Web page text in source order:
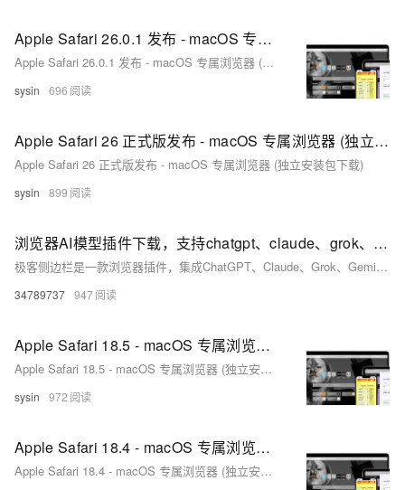
Apple Safari 26.0.1 发布 - macOS 专属浏览器 (独立安装包下载)
Apple Safari 26.0.1 发布 - macOS 专属浏览器 (独立安装包下载)
sysin 696
Apple Safari 26 正式版发布 - macOS 专属浏览器 (独立安装包下载)
Apple Safari 26 正式版发布 - macOS 专属浏览器 (独立安装包下载)
sysin 899
浏览器AI模型插件下载，支持chatgpt、claude、grok、gemini、DeepSeek等顶尖AI模型！
极客侧边栏是一款浏览器插件，集成ChatGPT、Claude、Grok、Gemini等全球顶尖AI模型，支持网页提问、文档分析、图片生成、智能截图、内容总结等功能。无需切换页面，办公写作效率倍增。内置书签云同步与智能整理功能，管理更高效。跨平台使用，安全便捷，是AI时代必备工具！
34789737 947
Apple Safari 18.5 - macOS 专属浏览器 (独立安装包下载)
Apple Safari 18.5 - macOS 专属浏览器 (独立安装包下载)
sysin 972
Apple Safari 18.4 - macOS 专属浏览器 (独立安装包下载)
Apple Safari 18.4 - macOS 专属浏览器 (独立安装包下载)